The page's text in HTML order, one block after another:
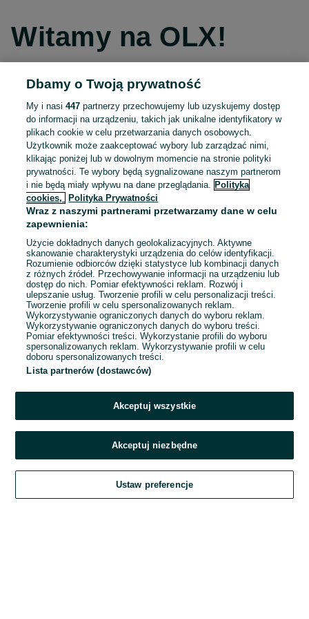
Witamy na OLX!
Kontynuuj przez Facebooka
Kontynuuj przez konto Apple
Kontynuuj przez konto Google
LUB
E-mail
Hasło
Zaloguj się
Kontynuując za pośrednictwem jednego z dostawców wskazanych powyżej,
OLX.pl w jego aktualnym brzmieniu.
Dbamy o Twoją prywatność
My i nasi447 partnerzy przechowujemy lub uzyskujemy dostęp
do informacji na urządzeniu, takich jak unikalne identyfikatory w
plikach cookie w celu przetwarzania danych osobowych.
Użytkownik może zaakceptować wybory lub zarządzać nimi,
klikając poniżej lub w dowolnym momencie na stronie polityki
prywatności. Te wybory będą sygnalizowane naszym partnerom
i nie będą miały wpływu na dane przeglądania.
Polityka
cookies,
Polityka Prywatności
Wraz z naszymi partnerami przetwarzamy dane w celu
zapewnienia:
Użycie dokładnych danych geolokalizacyjnych. Aktywne
skanowanie charakterystyki urządzenia do celów identyfikacji.
Rozumienie odbiorców dzięki statystyce lub kombinacji danych
z różnych źródeł. Przechowywanie informacji na urządzeniu lub
dostęp do nich. Pomiar efektywności reklam. Rozwój i
ulepszanie usług. Tworzenie profili w celu personalizacji treści.
Tworzenie profili w celu spersonalizowanych reklam.
Wykorzystywanie ograniczonych danych do wyboru reklam.
Wykorzystywanie ograniczonych danych do wyboru treści.
Pomiar efektywności treści. Wykorzystanie profili do wyboru
spersonalizowanych reklam. Wykorzystywanie profili w celu
doboru spersonalizowanych treści.
Lista partnerów (dostawców)
Akceptuj wszystkie
Akceptuj niezbędne
Ustaw preferencje